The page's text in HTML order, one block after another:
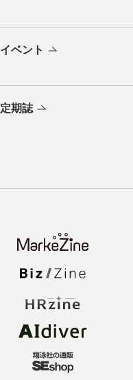
イベント
定期誌